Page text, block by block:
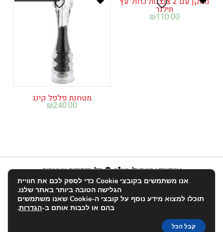
תילנד
₪110.00
מטחנת פלפל קינג
₪240.00
אנפוריא ישראל בע"מ © כל הזכויות שמורות
03-683-2022
info@enforia.co.il
אודות
תקנון ושאלות הצהרת נגישות
החשבון שלי
אנו משתמשים בקובצי Cookie כדי לספק לכם את חוויית
הגלישה הטובה ביותר באתר שלנו.
תוכלו למצוא מידע נוסף על קובצי ה-Cookie שאנו משתמשים
בהם או לכבות אותם ב-הגדרות.
קבל הכל